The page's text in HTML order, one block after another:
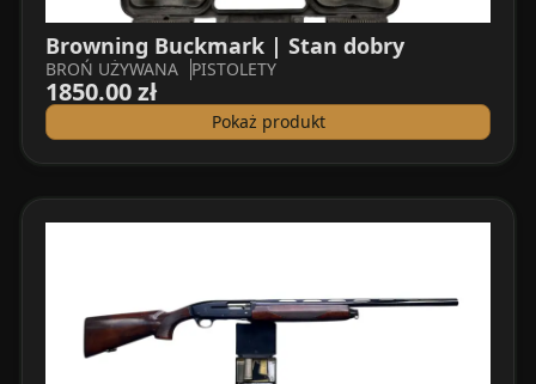
Browning Buckmark | Stan dobry
BROŃ UŻYWANA PISTOLETY
1850.00 zł
Pokaż produkt